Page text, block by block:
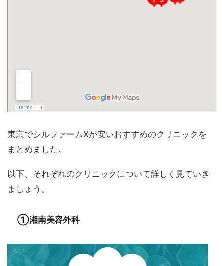
東京でシルファームXが安いおすすめのクリニックを
まとめました。
以下、それぞれのクリニックについて詳しく見ていき
ましょう。
①湘南美容外科